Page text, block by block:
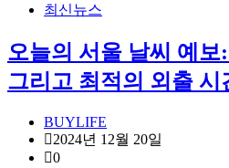
최신뉴스
오늘의 서울 날씨 예보
그리고 최적의 외출 시
BUYLIFE
2024년 12월 20일
0